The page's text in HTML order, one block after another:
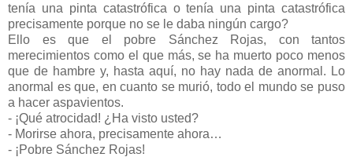
tenía una pinta catastrófica o tenía una pinta catastrófica
precisamente porque no se le daba ningún cargo?
Ello es que el pobre Sánchez Rojas, con tantos
merecimientos como el que más, se ha muerto poco menos
que de hambre y, hasta aquí, no hay nada de anormal. Lo
anormal es que, en cuanto se murió, todo el mundo se puso
a hacer aspavientos.
- ¡Qué atrocidad! ¿Ha visto usted?
- Morirse ahora, precisamente ahora…
- ¡Pobre Sánchez Rojas!